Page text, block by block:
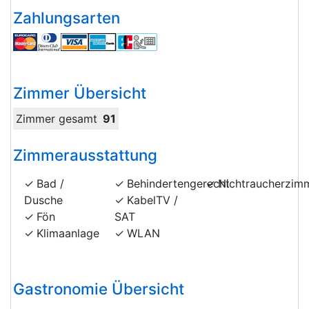
Zahlungsarten
Zimmer Übersicht
Zimmer gesamt 91
Zimmerausstattung
Bad /
Dusche
Fön
Klimaanlage
Behindertengerecht
KabelTV /
SAT
WLAN
Gastronomie Übersicht